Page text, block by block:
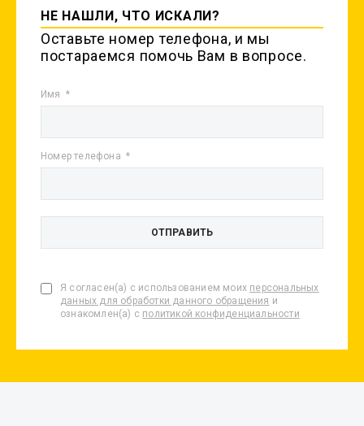
НЕ НАШЛИ, ЧТО ИСКАЛИ?
Оставьте номер телефона, и мы
постараемся помочь Вам в вопросе.
Имя
Номер телефона
Я согласен(а) с использованием моих персональных
данных для обработки данного обращения и
ознакомлен(а) с политикой конфиденциальности